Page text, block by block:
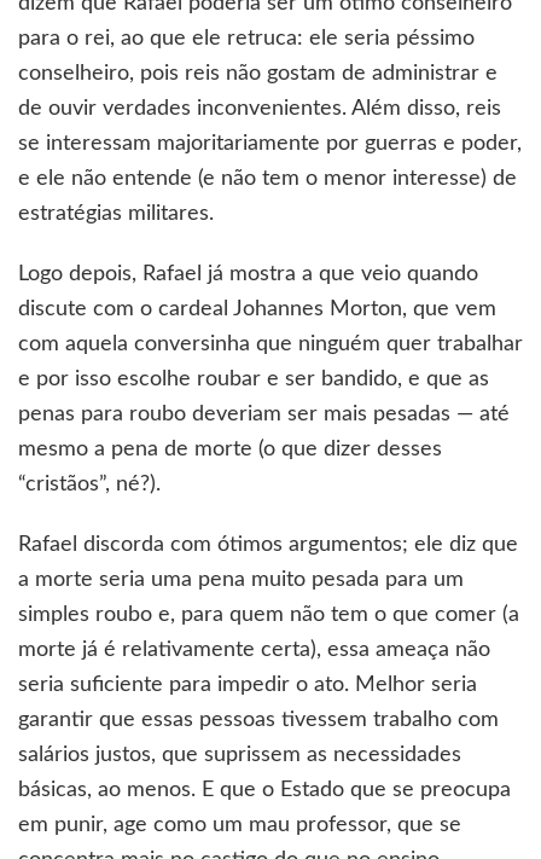
para o rei, ao que ele retruca: ele seria péssimo
conselheiro, pois reis não gostam de administrar e
de ouvir verdades inconvenientes. Além disso, reis
se interessam majoritariamente por guerras e poder,
e ele não entende (e não tem o menor interesse) de
estratégias militares.
Logo depois, Rafael já mostra a que veio quando
discute com o cardeal Johannes Morton, que vem
com aquela conversinha que ninguém quer trabalhar
e por isso escolhe roubar e ser bandido, e que as
penas para roubo deveriam ser mais pesadas — até
mesmo a pena de morte (o que dizer desses
“cristãos”, né?).
Rafael discorda com ótimos argumentos; ele diz que
a morte seria uma pena muito pesada para um
simples roubo e, para quem não tem o que comer (a
morte já é relativamente certa), essa ameaça não
seria suficiente para impedir o ato. Melhor seria
garantir que essas pessoas tivessem trabalho com
salários justos, que suprissem as necessidades
básicas, ao menos. E que o Estado que se preocupa
em punir, age como um mau professor, que se